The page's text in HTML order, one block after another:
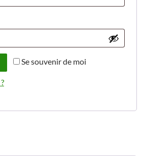
Se souvenir de moi